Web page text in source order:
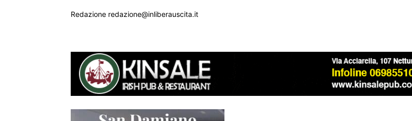
Redazione redazione@inliberauscita.it